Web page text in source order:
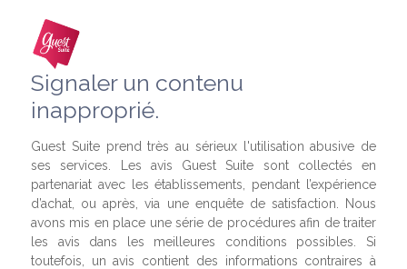
Signaler un contenu
inapproprié.
Guest Suite prend très au sérieux l'utilisation abusive de
ses services. Les avis Guest Suite sont collectés en
partenariat avec les établissements, pendant l’expérience
d’achat, ou après, via une enquête de satisfaction. Nous
avons mis en place une série de procédures afin de traiter
les avis dans les meilleures conditions possibles. Si
toutefois, un avis contient des informations contraires à